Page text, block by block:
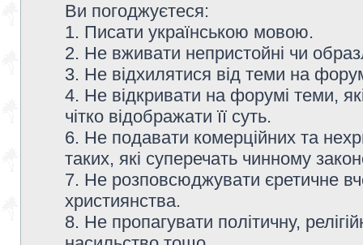
Ви погоджуєтеся:
1. Писати українською мовою.
2. Не вживати непристойні чи
3. Не відхилятися від теми на
4. Не відкривати на форумі теми,
чітко відображати її суть.
6. Не подавати комерційних та
таких, які суперечать чинному
7. Не розповсюджувати єретичне
християнства.
8. Не пропагувати політичну,